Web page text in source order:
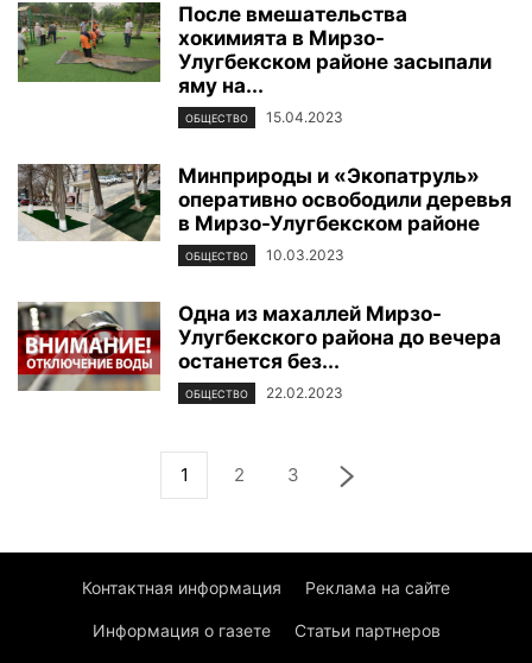
После вмешательства
хокимията в Мирзо-
Улугбекском районе засыпали
яму на...
ОБЩЕСТВО 15.04.2023
Минприроды и «Экопатруль»
оперативно освободили деревья
в Мирзо-Улугбекском районе
ОБЩЕСТВО 10.03.2023
Одна из махаллей Мирзо-
Улугбекского района до вечера
останется без...
ОБЩЕСТВО 22.02.2023
1 2 3
Контактная информация Реклама на сайте
Информация о газете Статьи партнеров